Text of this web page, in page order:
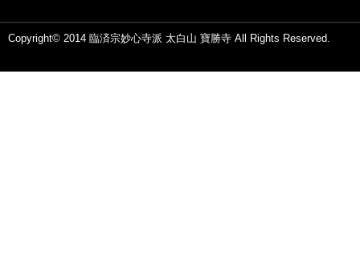
Copyright© 2014 臨済宗妙心寺派 太白山 寶勝寺 All Rights Reserved.